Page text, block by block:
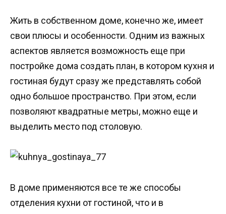
Жить в собственном доме, конечно же, имеет
свои плюсы и особенности. Одним из важных
аспектов является возможность еще при
постройке дома создать план, в котором кухня и
гостиная будут сразу же представлять собой
одно большое пространство. При этом, если
позволяют квадратные метры, можно еще и
выделить место под столовую.
В доме применяются все те же способы
отделения кухни от гостиной, что и в